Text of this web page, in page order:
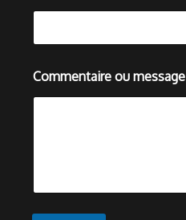
o
m
Commentaire ou message